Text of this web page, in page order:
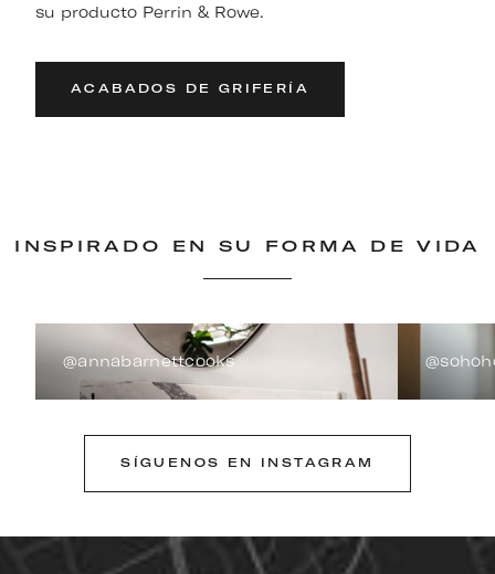
su producto Perrin & Rowe.
ACABADOS DE GRIFERÍA
INSPIRADO EN SU FORMA DE VIDA
@annabarnettcooks
SÍGUENOS EN INSTAGRAM